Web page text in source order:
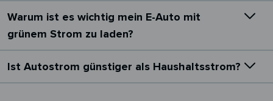
Warum ist es wichtig mein E-Auto mit
grünem Strom zu laden?
Ist Autostrom günstiger als Haushaltsstrom?